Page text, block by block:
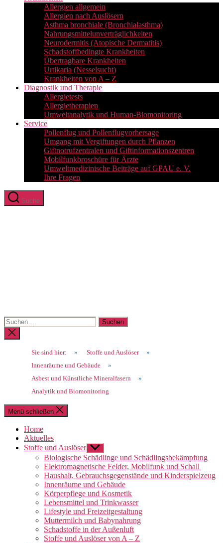
Allergien allgemein
Allergien nach Auslösern
Asthma bronchiale (Bronchialasthma)
Nahrungsmittelunverträglichkeiten
Neurodermitis (Atopische Dermatitis)
Schadstoffbedingte Krankheiten
Übertragbare Krankheiten
Urtikaria (Nesselsucht)
Krankheiten von A – Z
Diagnostik und Therapie
Allergietests
Allergietherapien
Umweltanalytik und Human-Biomonitoring
Service
Pollenflug und Pollenflugvorhersage
Umgang mit Vergiftungen durch Pflanzen
Giftnotrufzentralen und Giftinformationszentren
Mobilfunkbroschüre für Ärzte
Umweltmedizinische Beiträge auf GPAU e. V.
Ihre Fragen
Suche
Suchen
nach:
Suche
schließen
Sie sind hier:
» Stoffe und Auslöser
»
Innenräume und Gebäude
»
Asbest und Künstliche Mineralfasern
»
Analytik und Biomonitoring
Menü schließen
Home
Aktuelles
Stoffe und Auslöser Untermenü
anzeigen
Biologische Schädlinge und Schädlingsbekämpfung
Elektromagnetische Felder, Mobilfunk und Schall
Haushalt, Gebrauchsgegenstände und Kinderspielzeug
Innenräume und Gebäude
Körperpflege und Kosmetik
Lebensmittel und Trinkwasser
Lifestyle und Freizeitgestaltung
Muttermilch und Babynahrung
Schadstoffe in der Außenluft
Stoffe und Auslöser von A – Z